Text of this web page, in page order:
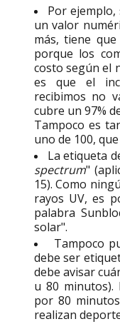
Por
un valor
más, tiene
porque los
costo según el
es que el
recibimos no
cubre un 97%
Tampoco es
uno de 100,
La etiqueta
spectrum"
15). Como
rayos UV, es
palabra
solar".
Tampoco
debe ser
debe avisar
u 80 minutos).
por 80
realizan